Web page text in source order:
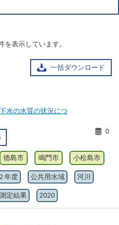
を表示しています。
一括ダウンロード
水の水質の状況につ
0
徳島市 鳴門市 小松島市
年度 公共用水域 河川
測定結果 2020